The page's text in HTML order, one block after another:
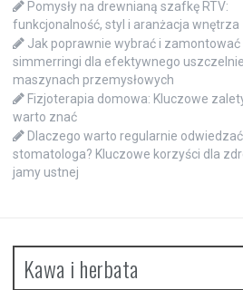
Pomysły na drewnianą szafkę RTV:
funkcjonalność, styl i aranżacja wnętrza
Jak poprawnie wybrać i zamontować
simmerringi dla efektywnego
maszynach przemysłowych
Fizjoterapia domowa: Kluczowe
warto znać
Dlaczego warto regularnie odwiedzać
stomatologa? Kluczowe korzyści dla
jamy ustnej
Kawa i herbata